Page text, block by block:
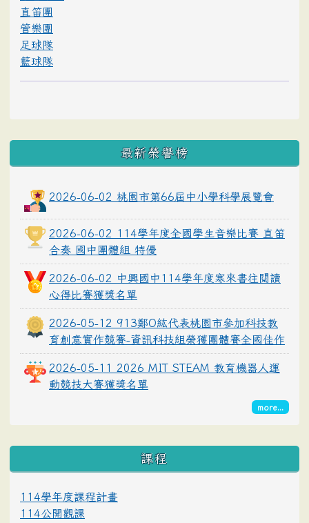
直笛團
管樂團
足球隊
籃球隊
最新榮譽榜
2026-06-02 桃園市第66屆中小學科學展覽會
2026-06-02 114學年度全國學生音樂比賽 直笛
合奏 國中團體組 特優
2026-06-02 中興國中114學年度寒來書往閱讀
心得比賽獲獎名單
2026-05-12 913鄭O紘代表桃園市參加科技教
育創意實作競賽-資訊科技組榮獲團體賽全國佳作
2026-05-11 2026 MIT STEAM 教育機器人運
動競技大賽獲獎名單
more...
課程
114學年度課程計畫
114公開觀課